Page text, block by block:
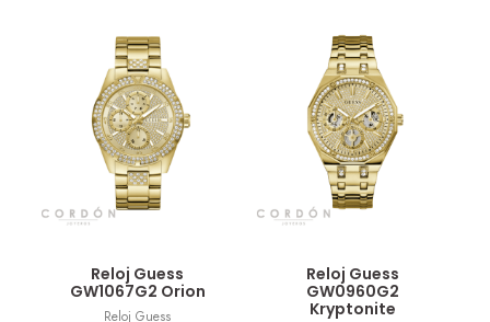
Reloj Guess
GW1067G2 Orion
Reloj Guess
Reloj Guess
GW0960G2
Kryptonite